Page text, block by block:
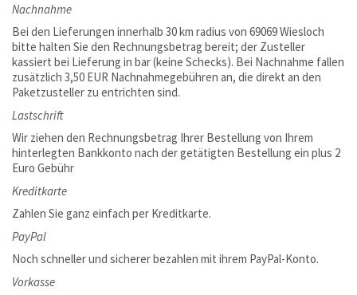
Nachnahme
Bei den Lieferungen innerhalb 30 km radius von 69069 Wiesloch
bitte halten Sie den Rechnungsbetrag bereit; der Zusteller
kassiert bei Lieferung in bar (keine Schecks). Bei Nachnahme fallen
zusätzlich 3,50 EUR Nachnahmegebühren an, die direkt an den
Paketzusteller zu entrichten sind.
Lastschrift
Wir ziehen den Rechnungsbetrag Ihrer Bestellung von Ihrem
hinterlegten Bankkonto nach der getätigten Bestellung ein plus 2
Euro Gebühr
Kreditkarte
Zahlen Sie ganz einfach per Kreditkarte.
PayPal
Noch schneller und sicherer bezahlen mit ihrem PayPal-Konto.
Vorkasse